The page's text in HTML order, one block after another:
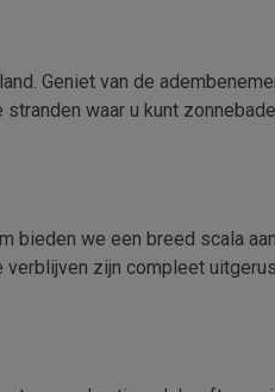
Geniet van de
waar u kunt
bieden we een breed scala aan
verblijven zijn compleet